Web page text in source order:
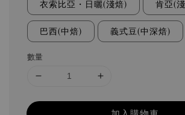
衣索比亞・日曬(淺焙) 肯亞(
巴西(中焙) 義式豆(中深焙)
數量